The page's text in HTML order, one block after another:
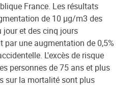
France. Les résultats
de 10 µg/m3 des
jour et des cinq jours
par une augmentation de 0,5%
L'excès de risque
personnes de 75 ans et plus
sur la mortalité sont plus